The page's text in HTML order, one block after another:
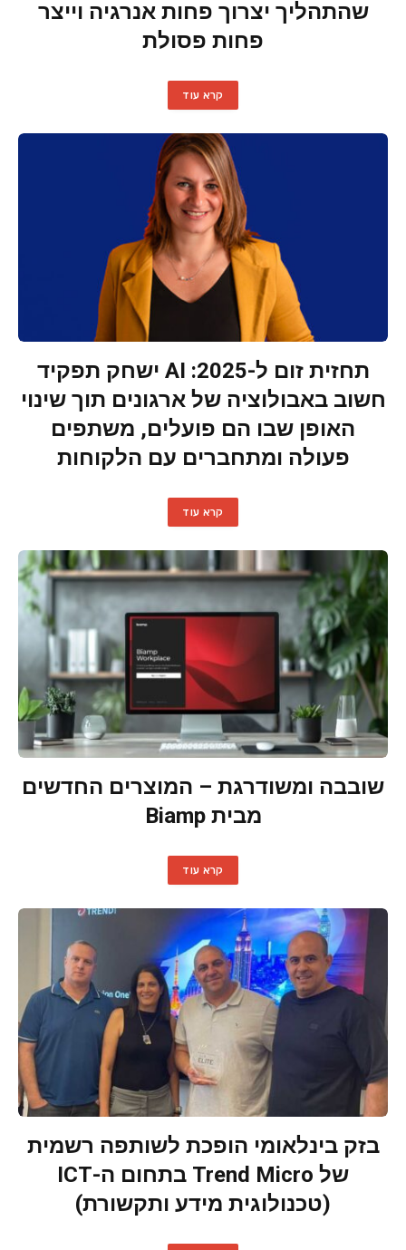
שהתהליך יצרוך פחות אנרגיה וייצר
פחות פסולת
קרא עוד
תחזית זום ל-2025: AI ישחק תפקיד
חשוב באבולוציה של ארגונים תוך שינוי
האופן שבו הם פועלים, משתפים
פעולה ומתחברים עם הלקוחות
קרא עוד
שובבה ומשודרגת – המוצרים החדשים
מבית Biamp
קרא עוד
בזק בינלאומי הופכת לשותפה רשמית
של Trend Micro בתחום ה-ICT
(טכנולוגית מידע ותקשורת)